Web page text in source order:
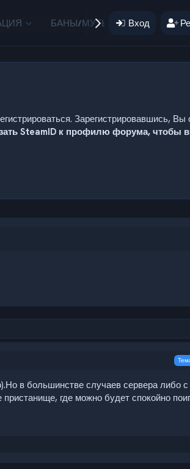
БАНЫ/МУТЫ Вход
Зарегистрировавшись, Вы
SteamID к профилю форума, чтобы
в большинстве случаев сервера либо с
где можно будет спокойно